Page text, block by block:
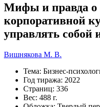
Мифы и правда
корпоративной
управлять собой
Вишнякова М. В.
Тема: Бизнес-
Год тиража: 2022
Страниц: 336
Вес: 488 г.